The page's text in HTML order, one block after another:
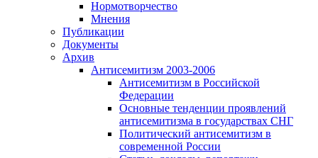
Нормотворчество
Мнения
Публикации
Документы
Архив
Антисемитизм 2003-2006
Антисемитизм в Российской
Федерации
Основные тенденции проявлений
антисемитизма в государствах СНГ
Политический антисемитизм в
современной России